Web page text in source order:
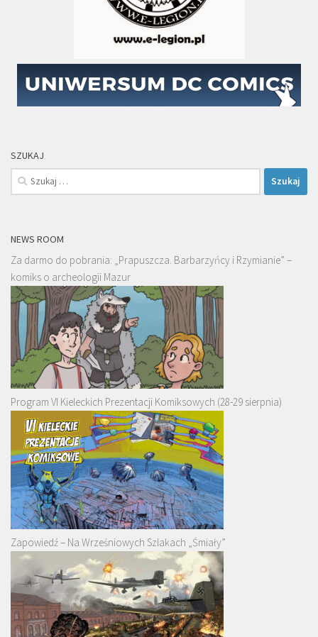
SZUKAJ
Szukaj:
NEWS ROOM
Za darmo do pobrania: „Prapuszcza. Barbarzyńcy i Rzymianie” –
komiks o archeologii Mazur
Program VI Kieleckich Prezentacji Komiksowych (28-29 sierpnia)
Zapowiedź – Na Wrześniowych Szlakach „Śmiały”